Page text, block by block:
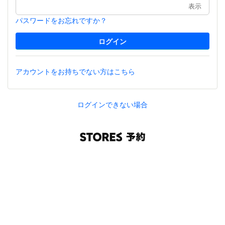
表示
パスワードをお忘れですか？
アカウントをお持ちでない方はこちら
ログインできない場合